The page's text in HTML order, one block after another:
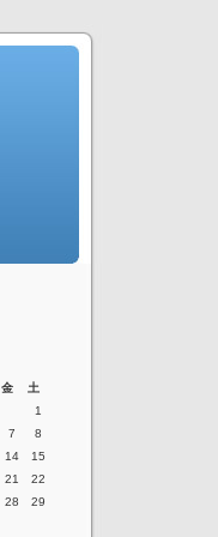
金
土
1
7
8
14
15
21
22
28
29